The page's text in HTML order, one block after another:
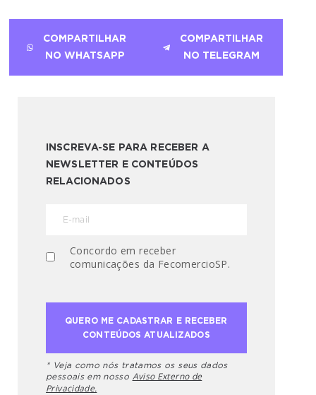
COMPARTILHAR
NO WHATSAPP
COMPARTILHAR
NO TELEGRAM
INSCREVA-SE PARA RECEBER A
NEWSLETTER E CONTEÚDOS
RELACIONADOS
Concordo em receber
comunicações da FecomercioSP.
* Veja como nós tratamos os seus dados
pessoais em nosso Aviso Externo de
Privacidade.